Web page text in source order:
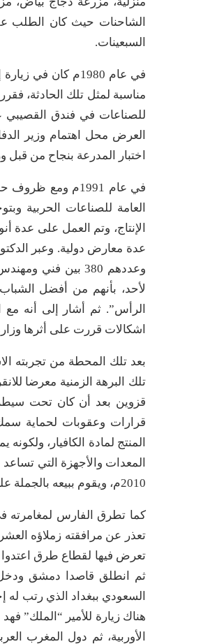
الشاحنات حيث كان الطلب
السبعينات.
في عام 1980م
مناسبة لمثل تلك الحادثة،
العرض محل اهتمام وزير
اختبار المدرعة بنجاح من قبل وزارة الدفاع عام 1985م، وعمل
في عام 1991م
العامة للصناعات الحربية
وعددهم 380 بين
لأحد، بأنهم من أفضل
اشكالات قررت على أثرها
بعد تلك المحطة من تجربته
تلك البرهة الزمنية معرضا
قزوين بعد أن كان تحت
قرارات وعقوبات لحماية سمك
المنتج لمادة الكافيار،
المعدات والأجهزة التي
2010م، ويقوم ببيعه بالجملة على شركات الطيران والمطاعم الراقية.
تعذر عن مرافقته زملاؤه
تعرض فيها لقطاع طرق اعتدوا
ثم انطلق قاصدا دمشق ودخل
السعودي ببغداد الذي رتب له
هناك زيارة للأمير “الملك”
الأوربية، ثم دول المغرب